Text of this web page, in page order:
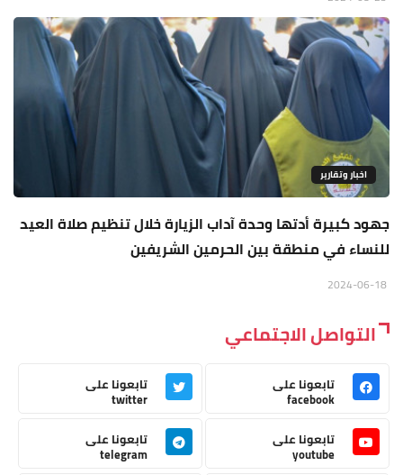
اخبار وتقارير
جهود كبيرة أدتها وحدة آداب الزيارة خلال تنظيم صلاة العيد
للنساء في منطقة بين الحرمين الشريفين
التواصل الاجتماعي
تابعونا على
facebook
تابعونا على
twitter
تابعونا على
youtube
تابعونا على
telegram